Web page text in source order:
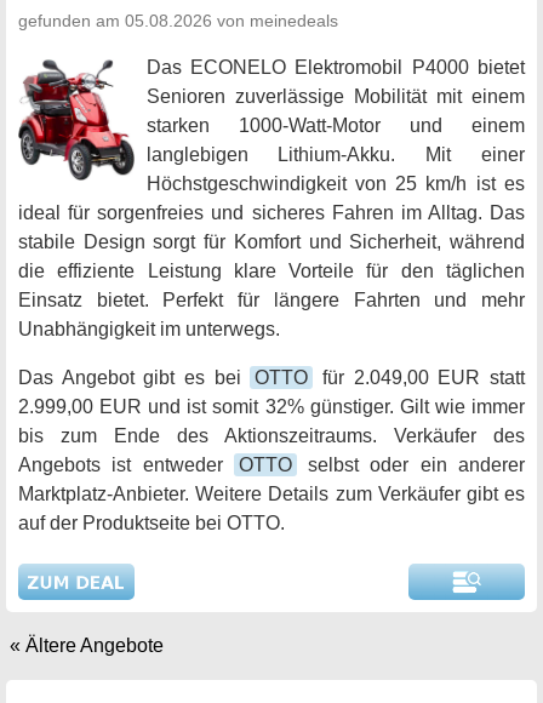
gefunden am 05.08.2026 von meinedeals
Das ECONELO Elektromobil P4000 bietet
Senioren zuverlässige Mobilität mit einem
starken 1000-Watt-Motor und einem
langlebigen Lithium-Akku. Mit einer
Höchstgeschwindigkeit von 25 km/h ist es
ideal für sorgenfreies und sicheres Fahren im Alltag. Das
stabile Design sorgt für Komfort und Sicherheit, während
die effiziente Leistung klare Vorteile für den täglichen
Einsatz bietet. Perfekt für längere Fahrten und mehr
Unabhängigkeit im unterwegs.
Das Angebot gibt es bei OTTO
für 2.049,00 EUR statt
2.999,00 EUR und ist somit 32% günstiger. Gilt wie immer
bis zum Ende des Aktionszeitraums. Verkäufer des
Angebots ist entweder
OTTO
selbst oder ein anderer
Marktplatz-Anbieter. Weitere Details zum Verkäufer gibt es
auf der Produktseite bei OTTO.
« Ältere Angebote